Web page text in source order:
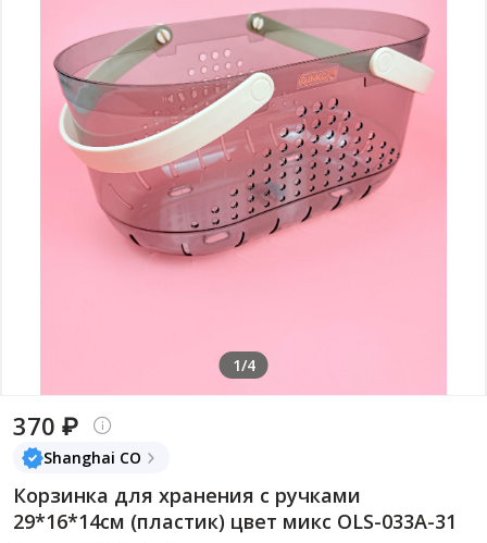
1/4
370 ₽
Shanghai CO
Корзинка для хранения с ручками
29*16*14см (пластик) цвет микс OLS-033А-31